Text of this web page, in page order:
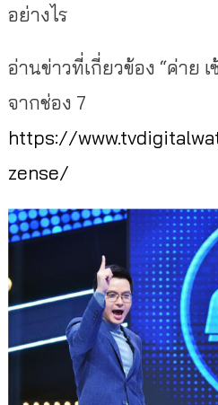
อย่างไร
อ่านข่าวที่เกี่ยวข้อง “ค่าย
จากช่อง 7
https://
zense/